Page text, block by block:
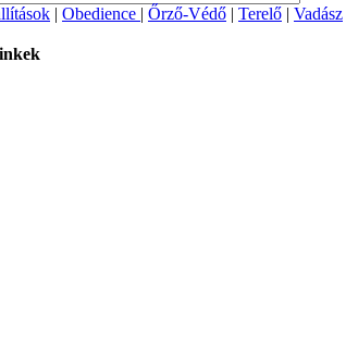
| Obedience | Őrző-Védő | Terelő | Vadász